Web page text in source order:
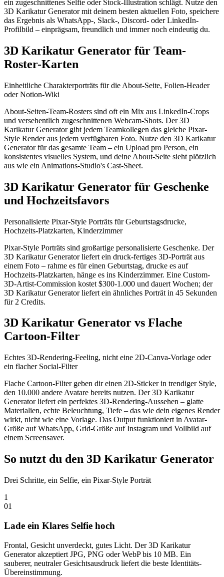
ein zugeschnittenes Selfie oder Stock-Illustration schlägt. Nutze den
3D Karikatur Generator mit deinem besten aktuellen Foto, speichere
das Ergebnis als WhatsApp-, Slack-, Discord- oder LinkedIn-
Profilbild – einprägsam, freundlich und immer noch eindeutig du.
3D Karikatur Generator für Team-
Roster-Karten
Einheitliche Charakterporträts für die About-Seite, Folien-Header
oder Notion-Wiki
About-Seiten-Team-Rosters sind oft ein Mix aus LinkedIn-Crops
und versehentlich zugeschnittenen Webcam-Shots. Der 3D
Karikatur Generator gibt jedem Teamkollegen das gleiche Pixar-
Style Render aus jedem verfügbaren Foto. Nutze den 3D Karikatur
Generator für das gesamte Team – ein Upload pro Person, ein
konsistentes visuelles System, und deine About-Seite sieht plötzlich
aus wie ein Animations-Studio's Cast-Sheet.
3D Karikatur Generator für Geschenke
und Hochzeitsfavors
Personalisierte Pixar-Style Porträts für Geburtstagsdrucke,
Hochzeits-Platzkarten, Kinderzimmer
Pixar-Style Porträts sind großartige personalisierte Geschenke. Der
3D Karikatur Generator liefert ein druck-fertiges 3D-Porträt aus
einem Foto – rahme es für einen Geburtstag, drucke es auf
Hochzeits-Platzkarten, hänge es ins Kinderzimmer. Eine Custom-
3D-Artist-Commission kostet $300-1.000 und dauert Wochen; der
3D Karikatur Generator liefert ein ähnliches Porträt in 45 Sekunden
für 2 Credits.
3D Karikatur Generator vs Flache
Cartoon-Filter
Echtes 3D-Rendering-Feeling, nicht eine 2D-Canva-Vorlage oder
ein flacher Social-Filter
Flache Cartoon-Filter geben dir einen 2D-Sticker in trendiger Style,
den 10.000 andere Avatare bereits nutzen. Der 3D Karikatur
Generator liefert ein perfektes 3D-Rendering-Aussehen – glatte
Materialien, echte Beleuchtung, Tiefe – das wie dein eigenes Render
wirkt, nicht wie eine Vorlage. Das Output funktioniert in Avatar-
Größe auf WhatsApp, Grid-Größe auf Instagram und Vollbild auf
einem Screensaver.
So nutzt du den 3D Karikatur Generator
Drei Schritte, ein Selfie, ein Pixar-Style Porträt
1
01
Lade ein Klares Selfie hoch
Frontal, Gesicht unverdeckt, gutes Licht. Der 3D Karikatur
Generator akzeptiert JPG, PNG oder WebP bis 10 MB. Ein
sauberer, neutraler Gesichtsausdruck liefert die beste Identitäts-
Übereinstimmung.